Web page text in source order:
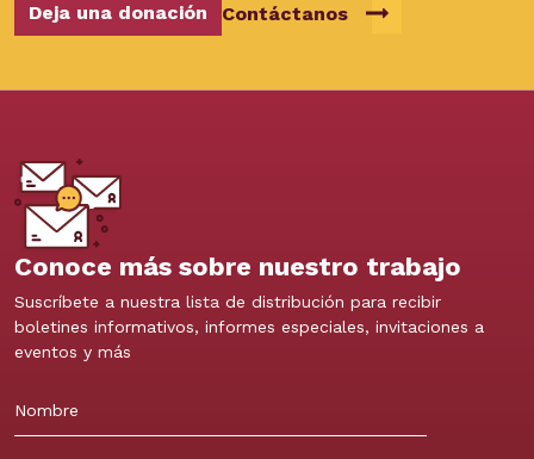
Deja una donación Contáctanos
Conoce más sobre nuestro trabajo
Suscríbete a nuestra lista de distribución para recibir
boletines informativos, informes especiales, invitaciones a
eventos y más